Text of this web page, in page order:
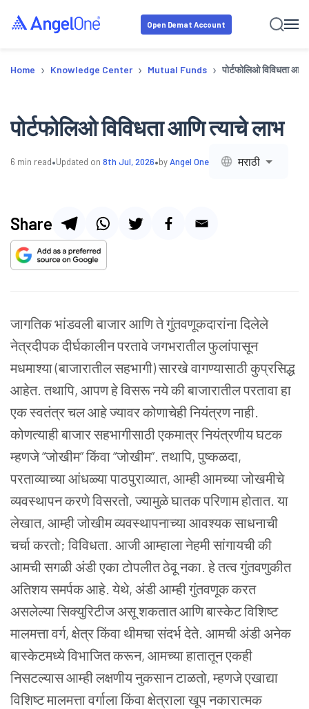
Open Demat Account
Home › Knowledge Center › Mutual Funds › पोर्टफोलिओ विविधता
पोर्टफोलिओ विविधता आणि त्याचे लाभ
6 min read•Updated on 8th Jul, 2026•byAngel One मराठी
Share
जागतिक भांडवली बाजार आणि ते गुंतवणूकदारांना दिलेले
नेत्रदीपक दीर्घकालीन परतावे जगभरातील फुलांपासून
मधमाश्या (बाजारातील सहभागी) सारखे वागण्यासाठी कुप्रसिद्ध
आहेत. तथापि, आपण हे विसरू नये की बाजारातील परतावा हा
एक स्वतंत्र चल आहे ज्यावर कोणाचेही नियंत्रण नाही.
कोणत्याही बाजार सहभागीसाठी एकमात्र नियंत्रणीय घटक
म्हणजे “जोखीम” किंवा “जोखीम”. तथापि, पुष्कळदा,
परताव्याच्या आंधळ्या पाठपुराव्यात, आम्ही आमच्या जोखमीचे
व्यवस्थापन करणे विसरतो, ज्यामुळे घातक परिणाम होतात. या
लेखात, आम्ही जोखीम व्यवस्थापनाच्या आवश्यक साधनाची
चर्चा करतो; विविधता. आजी आम्हाला नेहमी सांगायची की
आमची सगळी अंडी एका टोपलीत ठेवू नका. हे तत्व गुंतवणुकीत
अतिशय समर्पक आहे. येथे, अंडी आम्ही गुंतवणूक करत
असलेल्या सिक्युरिटीज असू शकतात आणि बास्केट विशिष्ट
मालमत्ता वर्ग, क्षेत्र किंवा थीमचा संदर्भ देते. आमची अंडी अनेक
बास्केटमध्ये विभाजित करून, आमच्या हातातून एकही
निसटल्यास आम्ही लक्षणीय नुकसान टाळतो, म्हणजे एखाद्या
विशिष्ट मालमत्ता वर्गाला किंवा क्षेत्राला खूप नकारात्मक